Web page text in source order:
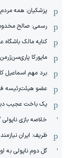
پزشکیان: همه
رسمی: صالح
کنایه مالک
مایورکا
برد مهم اسماعیل
عضو هیئت‌رئیسه
یک باخت عجیب
خلاصه بازی ناپولی 2 - اوساسونا 1
ظریف: ایران
گل دوم ناپولی به